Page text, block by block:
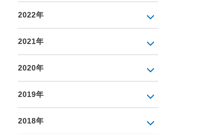
2022年
2021年
2020年
2019年
2018年